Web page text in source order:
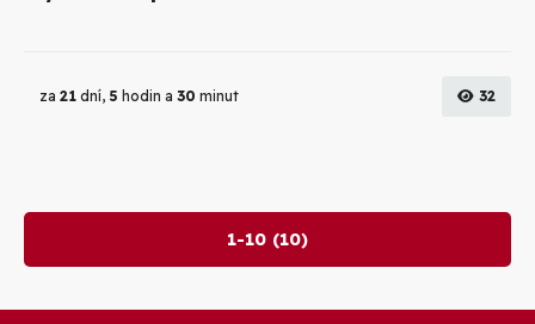
za 21 dní, 5 hodin a 30 minut 32
1-10 (10)